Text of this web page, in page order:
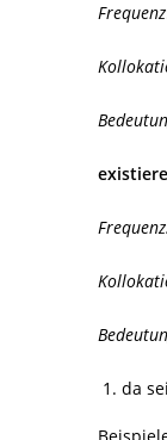
Frequenz
da